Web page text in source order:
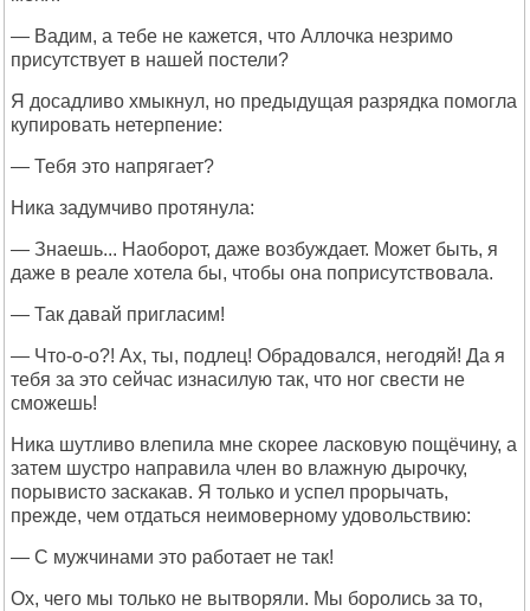
— Вадим, а тебе не кажется, что Аллочка незримо
присутствует в нашей постели?
Я досадливо хмыкнул, но предыдущая разрядка помогла
купировать нетерпение:
— Тебя это напрягает?
Ника задумчиво протянула:
— Знаешь... Наоборот, даже возбуждает. Может быть, я
даже в реале хотела бы, чтобы она поприсутствовала.
— Так давай пригласим!
— Что-о-о?! Ах, ты, подлец! Обрадовался, негодяй! Да я
тебя за это сейчас изнасилую так, что ног свести не
сможешь!
Ника шутливо влепила мне скорее ласковую пощёчину, а
затем шустро направила член во влажную дырочку,
порывисто заскакав. Я только и успел прорычать,
прежде, чем отдаться неимоверному удовольствию:
— С мужчинами это работает не так!
Ох, чего мы только не вытворяли. Мы боролись за то,